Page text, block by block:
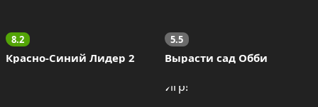
8.2
Красно-Синий Лидер 2
5.5
Вырасти сад Обби